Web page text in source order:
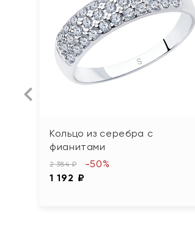
Кольцо из серебра с
фианитами
2 384 ₽
1 192 ₽
-50%